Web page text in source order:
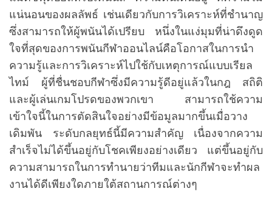
แน่นอนของผลลัพธ์ เช่นเดียวกับการวิเคราะห์ที่ชำนาญ
ซึ่งสามารถให้ผู้พนันได้เปรียบ หนึ่งในแง่มุมที่น่าดึงดูด
ใจที่สุดของการพนันกีฬาออนไลน์คือโอกาสในการนำ
ความรู้และการวิเคราะห์ไปใช้กับเหตุการณ์แบบเรียล
ไทม์ ผู้ที่ชื่นชอบกีฬาซึ่งมีความรู้ดีอยู่แล้วในกฎ สถิติ
และผู้เล่นเกมโปรดของพวกเขา สามารถใช้ความ
เข้าใจนี้ในการตัดสินใจอย่างมีข้อมูลมากขึ้นเมื่อวาง
เดิมพัน ระดับกลยุทธ์นี้มีความสำคัญ เนื่องจากความ
สำเร็จไม่ได้ขึ้นอยู่กับโชคเพียงอย่างเดียว แต่ขึ้นอยู่กับ
ความสามารถในการทำนายว่าทีมและนักกีฬาจะทำผล
งานได้ดีเพียงใดภายใต้สถานการณ์ต่างๆ